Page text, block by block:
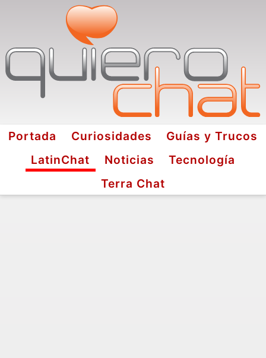
Portada Curiosidades
Guías y Trucos
LatinChat
Noticias
Tecnología
Terra Chat